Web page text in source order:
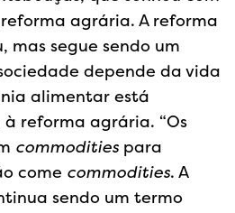
agrária. A reforma
mas segue sendo um
depende da vida
alimentar está
reforma agrária. “Os
commodities para
come commodities. A
sendo um termo